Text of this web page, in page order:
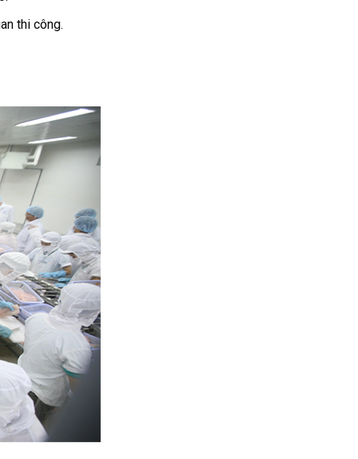
thi công.